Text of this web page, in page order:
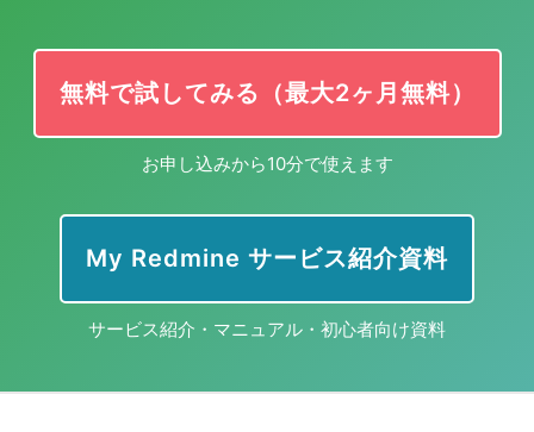
無料で試してみる（最大2ヶ月無料）
お申し込みから10分で使えます
My Redmine サービス紹介資料
サービス紹介・マニュアル・初心者向け資料